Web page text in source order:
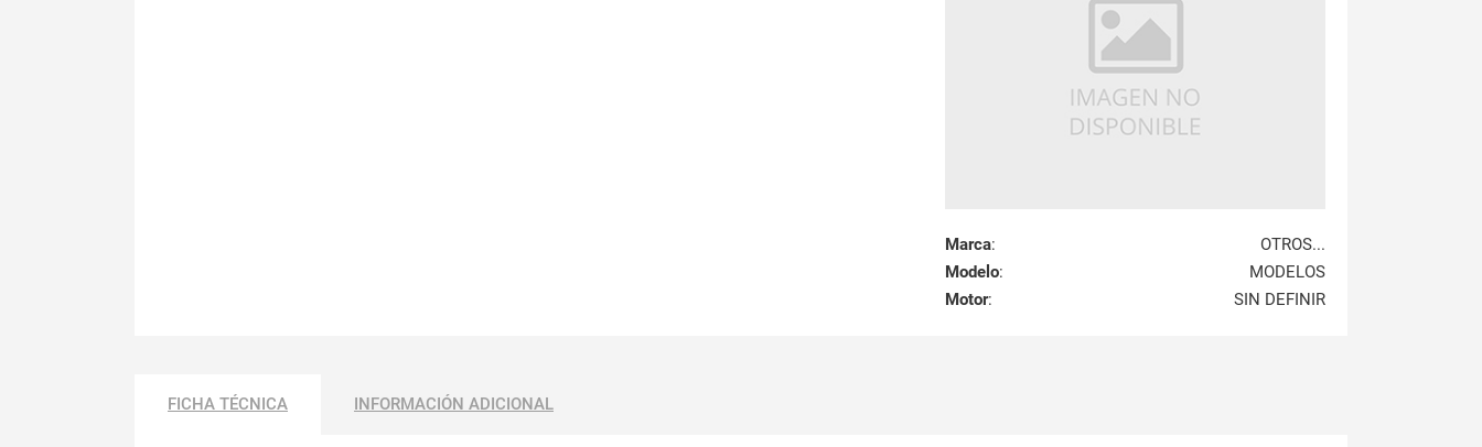
Marca:
OTROS...
Modelo:
MODELOS
Motor: SIN DEFINIR
FICHA TÉCNICA INFORMACIÓN ADICIONAL